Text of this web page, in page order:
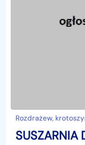
Rozdrażew,
SUSZARNIA